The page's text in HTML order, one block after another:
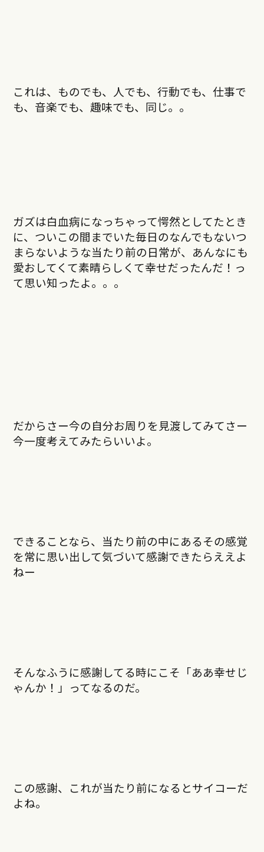
これは、ものでも、人でも、行動でも、仕事で
も、音楽でも、趣味でも、同じ。。
ガズは白血病になっちゃって愕然としてたとき
に、ついこの間までいた毎日のなんでもないつ
まらないような当たり前の日常が、あんなにも
愛おしてくて素晴らしくて幸せだったんだ！っ
て思い知ったよ。。。
だからさー今の自分お周りを見渡してみてさー
今一度考えてみたらいいよ。
できることなら、当たり前の中にあるその感覚
を常に思い出して気づいて感謝できたらええよ
ねー
そんなふうに感謝してる時にこそ「ああ幸せじ
ゃんか！」ってなるのだ。
この感謝、これが当たり前になるとサイコーだ
よね。